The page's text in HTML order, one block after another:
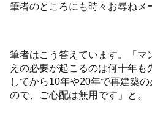
筆者のところにも時々お尋ねメ
筆者はこう答えています。「マ
えの必要が起こるのは何十年も
してから10年や20年で再建築
ので、ご心配は無用です」と。